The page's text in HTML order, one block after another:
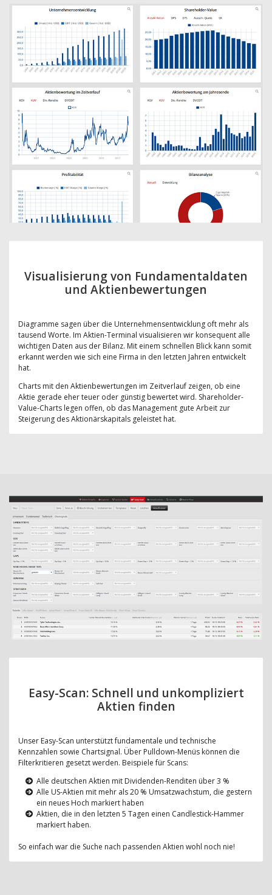
Visualisierung von Fundamentaldaten
und Aktienbewertungen
Diagramme sagen über die Unternehmensentwicklung oft mehr als
tausend Worte. Im Aktien-Terminal visualisieren wir konsequent alle
wichtigen Daten aus der Bilanz. Mit einem schnellen Blick kann somit
erkannt werden wie sich eine Firma in den letzten Jahren entwickelt
hat.
Charts mit den Aktienbewertungen im Zeitverlauf zeigen, ob eine
Aktie gerade eher teuer oder günstig bewertet wird. Shareholder-
Value-Charts legen offen, ob das Management gute Arbeit zur
Steigerung des Aktionärskapitals geleistet hat.
Easy-Scan: Schnell und unkompliziert
Aktien finden
Unser Easy-Scan unterstützt fundamentale und technische
Kennzahlen sowie Chartsignal. Über Pulldown-Menüs können die
Filterkritieren gesetzt werden. Beispiele für Scans:
Alle deutschen Aktien mit Dividenden-Renditen über 3 %
Alle US-Aktien mit mehr als 20 % Umsatzwachstum, die gestern
ein neues Hoch markiert haben
Aktien, die in den letzten 5 Tagen einen Candlestick-Hammer
markiert haben.
So einfach war die Suche nach passenden Aktien wohl noch nie!